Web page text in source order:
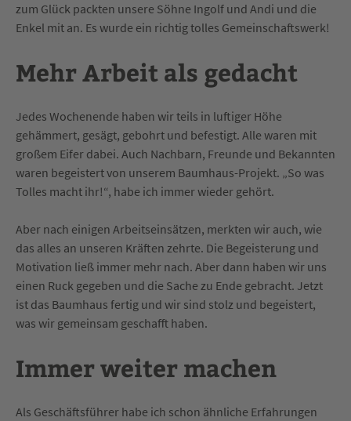
zum Glück packten unsere Söhne Ingolf und Andi und die
Enkel mit an. Es wurde ein richtig tolles Gemeinschaftswerk!
Mehr Arbeit als gedacht
Jedes Wochenende haben wir teils in luftiger Höhe
gehämmert, gesägt, gebohrt und befestigt. Alle waren mit
großem Eifer dabei. Auch Nachbarn, Freunde und Bekannten
waren begeistert von unserem Baumhaus-Projekt. „So was
Tolles macht ihr!“, habe ich immer wieder gehört.
Aber nach einigen Arbeitseinsätzen, merkten wir auch, wie
das alles an unseren Kräften zehrte. Die Begeisterung und
Motivation ließ immer mehr nach. Aber dann haben wir uns
einen Ruck gegeben und die Sache zu Ende gebracht. Jetzt
ist das Baumhaus fertig und wir sind stolz und begeistert,
was wir gemeinsam geschafft haben.
Immer weiter machen
Als Geschäftsführer habe ich schon ähnliche Erfahrungen